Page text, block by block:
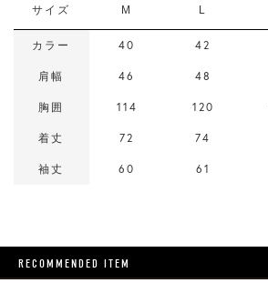
サイズ M L
カラー 40 42
肩幅 46 48
胸囲 114 120
着丈 72 74
袖丈 60 61
RECOMMENDED ITEM